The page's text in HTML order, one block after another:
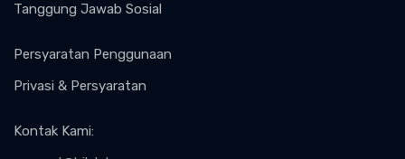
Tanggung Jawab Sosial
Persyaratan Penggunaan
Privasi & Persyaratan
Kontak Kami: